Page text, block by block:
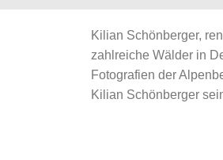
Kilian Schönberger,
zahlreiche Wälder in
Fotografien der
Kilian Schönberger